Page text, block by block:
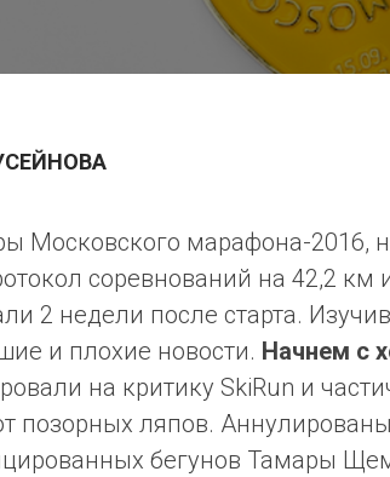
Московского марафона-2016,
соревнований на 42,2 км
2 недели после старта.
и плохие новости. Начнем с
на критику SkiRun и
позорных ляпов.
бегунов Тамары